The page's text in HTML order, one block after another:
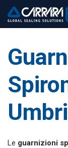
Le guarnizioni